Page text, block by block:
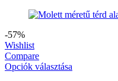
-57%
Wishlist
Compare
Opciók választása